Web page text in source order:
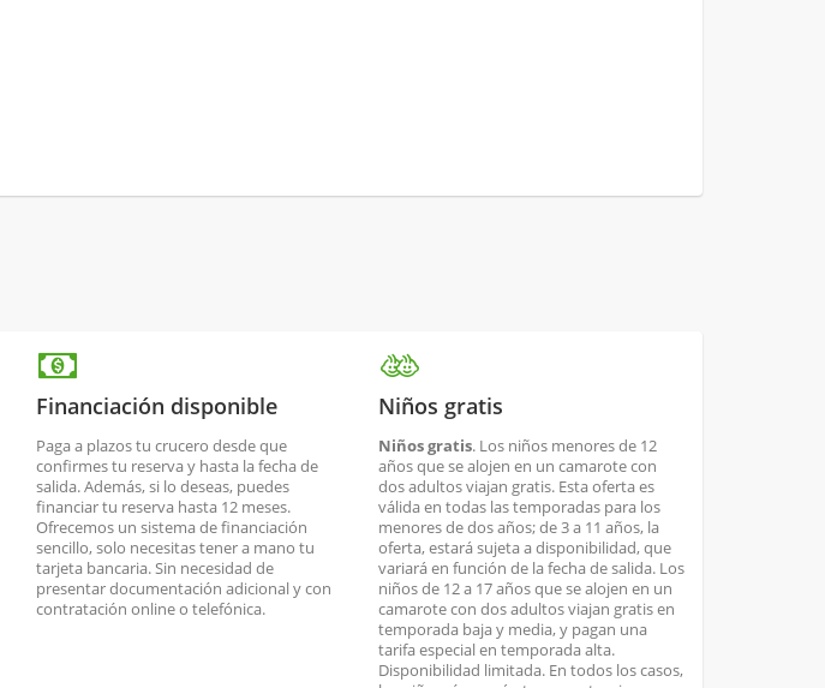
Financiación disponible
Paga a plazos tu crucero desde que
confirmes tu reserva y hasta la fecha de
salida. Además, si lo deseas, puedes
financiar tu reserva hasta 12 meses.
Ofrecemos un sistema de financiación
sencillo, solo necesitas tener a mano tu
tarjeta bancaria. Sin necesidad de
presentar documentación adicional y con
contratación online o telefónica.
Niños gratis
Niños gratis. Los niños menores de 12
años que se alojen en un camarote con
dos adultos viajan gratis. Esta oferta es
válida en todas las temporadas para los
menores de dos años; de 3 a 11 años, la
oferta, estará sujeta a disponibilidad, que
variará en función de la fecha de salida. Los
niños de 12 a 17 años que se alojen en un
camarote con dos adultos viajan gratis en
temporada baja y media, y pagan una
tarifa especial en temporada alta.
Disponibilidad limitada. En todos los casos,